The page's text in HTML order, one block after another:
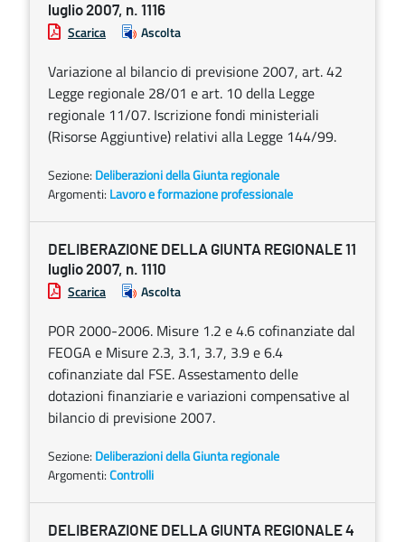
luglio 2007, n. 1116
Scarica Ascolta
Variazione al bilancio di previsione 2007, art. 42
Legge regionale 28/01 e art. 10 della Legge
regionale 11/07. Iscrizione fondi ministeriali
(Risorse Aggiuntive) relativi alla Legge 144/99.
Sezione: Deliberazioni della Giunta regionale
Argomenti: Lavoro e formazione professionale
DELIBERAZIONE DELLA GIUNTA REGIONALE 11
luglio 2007, n. 1110
Scarica Ascolta
POR 2000-2006. Misure 1.2 e 4.6 cofinanziate dal
FEOGA e Misure 2.3, 3.1, 3.7, 3.9 e 6.4
cofinanziate dal FSE. Assestamento delle
dotazioni finanziarie e variazioni compensative al
bilancio di previsione 2007.
Sezione: Deliberazioni della Giunta regionale
Argomenti:Controlli
DELIBERAZIONE DELLA GIUNTA REGIONALE 4